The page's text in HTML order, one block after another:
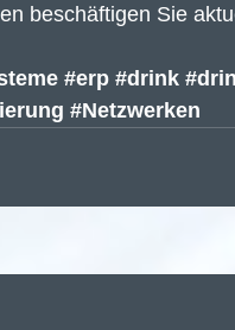
beschäftigen Sie
#erp #drink
#Netzwerken